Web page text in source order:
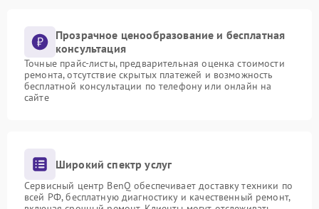
Прозрачное ценообразование и бесплатная
консультация
Точные прайс-листы, предварительная оценка стоимости
ремонта, отсутствие скрытых платежей и возможность
бесплатной консультации по телефону или онлайн на
сайте
Широкий спектр услуг
Сервисный центр BenQ обеспечивает доставку техники по
всей РФ, бесплатную диагностику и качественный ремонт,